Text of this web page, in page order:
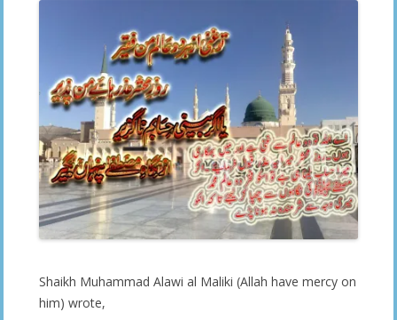
Shaikh Muhammad Alawi al Maliki (Allah have mercy on
him) wrote,